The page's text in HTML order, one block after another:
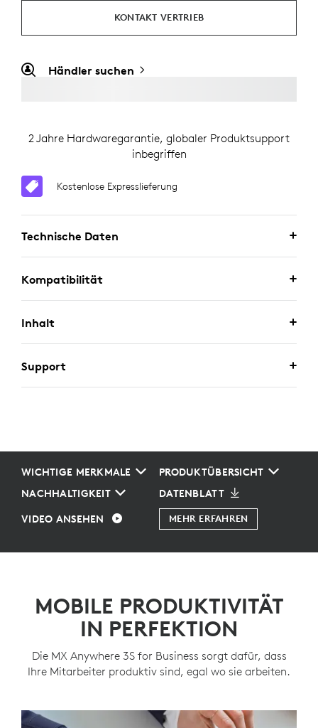
KONTAKT VERTRIEB
Händler suchen
2 Jahre Hardwaregarantie, globaler Produktsupport
inbegriffen
Kostenlose Expresslieferung
Technische Daten
Kompatibilität
Inhalt
Support
WICHTIGE MERKMALE
PRODUKTÜBERSICHT
NACHHALTIGKEIT
DATENBLATT
VIDEO ANSEHEN
MEHR ERFAHREN
MOBILE PRODUKTIVITÄT
IN PERFEKTION
Die MX Anywhere 3S for Business sorgt dafür, dass
Ihre Mitarbeiter produktiv sind, egal wo sie arbeiten.